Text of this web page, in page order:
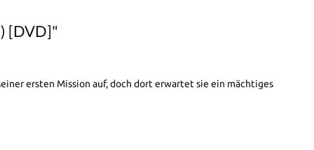
[DVD]"
ersten Mission auf, doch dort erwartet sie ein mächtiges